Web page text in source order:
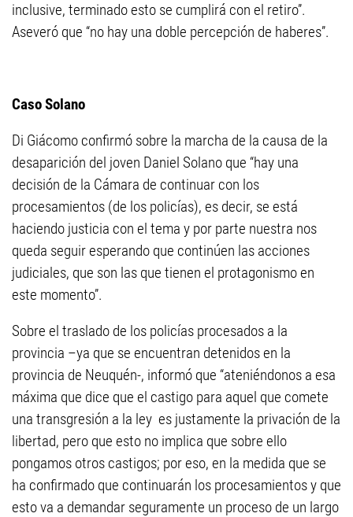
inclusive, terminado esto se cumplirá con el retiro”.
Aseveró que “no hay una doble percepción de haberes”.
Caso Solano
Di Giácomo confirmó sobre la marcha de la causa de la
desaparición del joven Daniel Solano que “hay una
decisión de la Cámara de continuar con los
procesamientos (de los policías), es decir, se está
haciendo justicia con el tema y por parte nuestra nos
queda seguir esperando que continúen las acciones
judiciales, que son las que tienen el protagonismo en
este momento”.
Sobre el traslado de los policías procesados a la
provincia –ya que se encuentran detenidos en la
provincia de Neuquén-, informó que “ateniéndonos a esa
máxima que dice que el castigo para aquel que comete
una transgresión a la ley es justamente la privación de la
libertad, pero que esto no implica que sobre ello
pongamos otros castigos; por eso, en la medida que se
ha confirmado que continuarán los procesamientos y que
esto va a demandar seguramente un proceso de un largo